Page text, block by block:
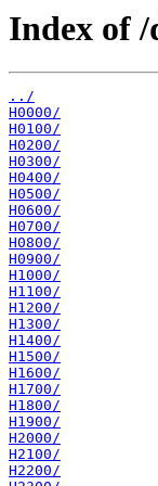
Index of /
../
H0000/
H0100/
H0200/
H0300/
H0400/
H0500/
H0600/
H0700/
H0800/
H0900/
H1000/
H1100/
H1200/
H1300/
H1400/
H1500/
H1600/
H1700/
H1800/
H1900/
H2000/
H2100/
H2200/